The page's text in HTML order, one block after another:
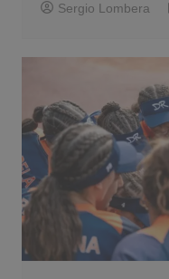
Sergio Lombera